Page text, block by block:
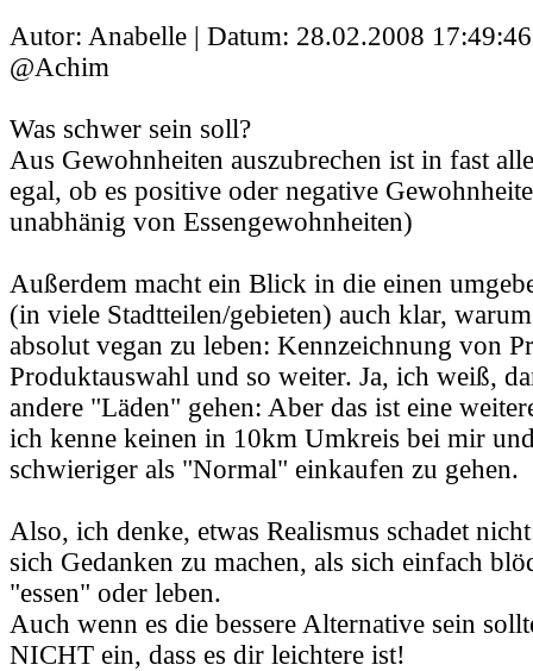
Autor: Anabelle | Datum: 28.02.2008 17:49:46
@Achim
Was schwer sein soll?
Aus Gewohnheiten auszubrechen ist in fast
egal, ob es positive oder negative
unabhänig von Essengewohnheiten)
Außerdem macht ein Blick in die einen
(in viele Stadtteilen/gebieten) auch klar,
absolut vegan zu leben: Kennzeichnung von
Produktauswahl und so weiter. Ja, ich weiß,
andere "Läden" gehen: Aber das ist eine
ich kenne keinen in 10km Umkreis bei mir
schwieriger als "Normal" einkaufen zu gehen.
Also, ich denke, etwas Realismus schadet
sich Gedanken zu machen, als sich einfach
"essen" oder leben.
Auch wenn es die bessere Alternative sein
NICHT ein, dass es dir leichtere ist!